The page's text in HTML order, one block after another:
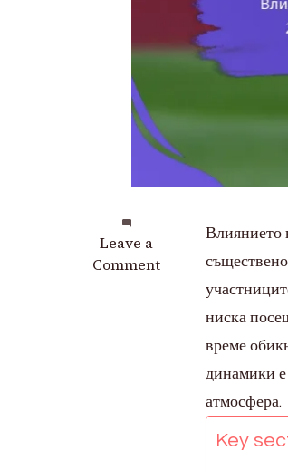
Leave a
Comment
on
Влияние
фестивалите
Влиянието
ниска
време
динамики е
атмосфера.
Key